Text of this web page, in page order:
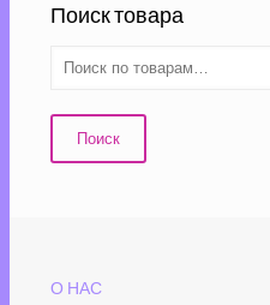
Поиск товара
Поиск
О НАС